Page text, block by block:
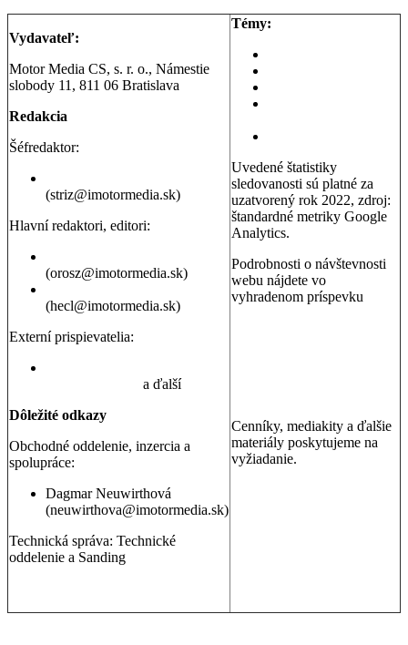
Vydavateľ:
Motor Media CS, s. r. o., Námestie
slobody 11, 811 06 Bratislava
Redakcia
Šéfredaktor:
(striz@imotormedia.sk)
Hlavní redaktori, editori:
(orosz@imotormedia.sk)
(hecl@imotormedia.sk)
Externí prispievatelia:
a ďalší
Dôležité odkazy
Obchodné oddelenie, inzercia a
spolupráce:
Dagmar Neuwirthová
(neuwirthova@imotormedia.sk)
Technická správa: Technické
oddelenie a Sanding
Témy:
Uvedené štatistiky
sledovanosti sú platné za
uzatvorený rok 2022, zdroj:
štandardné metriky Google
Analytics.
Podrobnosti o návštevnosti
webu nájdete vo
vyhradenom príspevku
Cenníky, mediakity a ďalšie
materiály poskytujeme na
vyžiadanie.